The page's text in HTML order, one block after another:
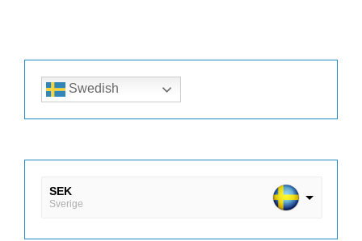
Swedish
SEK
Sverige